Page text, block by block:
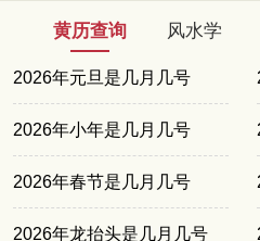
黄历查询 风水学
2026年元旦是几月几号
2026年小年是几月几号
2026年春节是几月几号
2026年龙抬头是几月几号